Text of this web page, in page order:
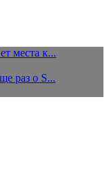
места к...
раз о S...